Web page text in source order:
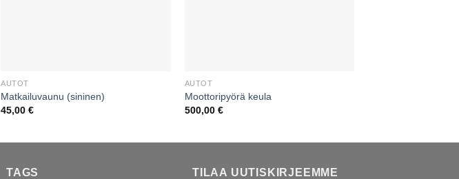
AUTOT
Matkailuvaunu (sininen)
45,00€
AUTOT
Moottoripyörä keula
500,00 €
TAGS
TILAA UUTISKIRJEEMME